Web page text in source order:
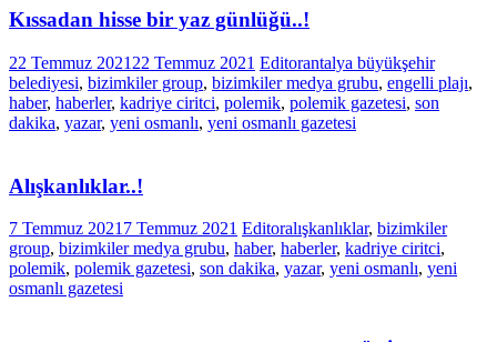
Kıssadan hisse bir yaz günlüğü..!
22 Temmuz 2021 22 Temmuz 2021 Editorantalya büyükşehir
belediyesi, bizimkiler group, bizimkiler medya grubu, engelli plajı,
haber, haberler, kadriye ciritci, polemik, polemik gazetesi, son
dakika, yazar, yeni osmanlı, yeni osmanlı gazetesi
Alışkanlıklar..!
7 Temmuz 20217 Temmuz 2021 Editoralışkanlıklar, bizimkiler
group, bizimkiler medya grubu, haber, haberler, kadriye ciritci,
polemik, polemik gazetesi, son dakika, yazar, yeni osmanlı, yeni
osmanlı gazetesi